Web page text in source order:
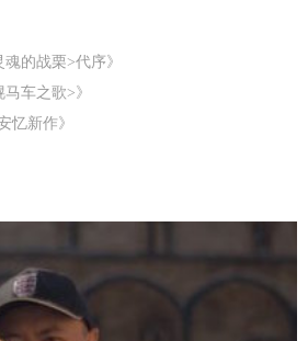
的战栗>代序》
车之歌>》
忆新作》
》
部关于上海的爱情电影》
》